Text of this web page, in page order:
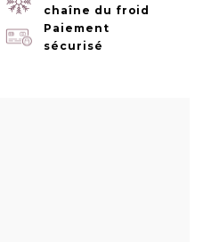
chaîne du froid
Paiement
sécurisé